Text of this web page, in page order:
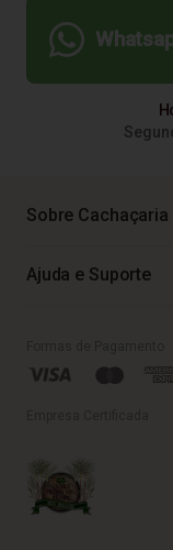
Sobre Cachaçaria
Ajuda e Suporte